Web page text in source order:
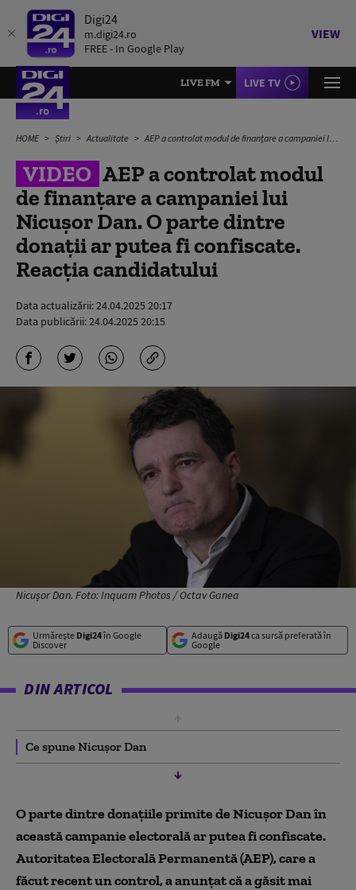
Digi24
m.digi24.ro
FREE - In Google Play
VIEW
LIVE FM LIVE TV
HOME Știri Actualitate AEP a controlat modul de finanțare a campaniei lui Nicușor Dan. O parte dintre donații ar putea fi confiscate. Reacția candidatului
VIDEO AEP a controlat modul
de finanțare a campaniei lui
Nicușor Dan. O parte dintre
donații ar putea fi confiscate.
Reacția candidatului
Data actualizării:24.04.2025 20:17
Data publicării:24.04.2025 20:15
Nicușor Dan. Foto: Inquam Photos / Octav Ganea
Urmărește Digi24în Google
Discover
Adaugă Digi24ca sursă preferată în
Google
DIN ARTICOL
Ce spune Nicușor Dan
O parte dintre donațiile primite de Nicușor Dan în
această campanie electorală ar putea fi confiscate.
Autoritatea Electorală Permanentă (AEP), care a
făcut recent un control, a anunțat că a găsit mai